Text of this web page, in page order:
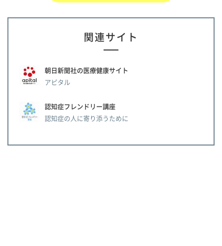
関連サイト
朝日新聞社の医療健康サイト
アピタル
認知症フレンドリー講座
認知症の人に寄り添うために